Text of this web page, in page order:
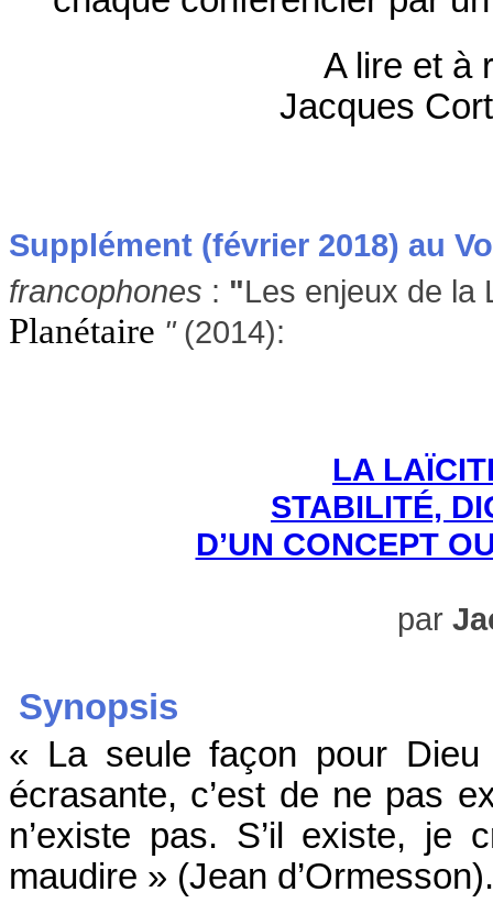
A lire et à
Jacques
Supplément (février 2018) au
francophones : "Les enjeux de la
Planétaire " (2014):
LA
STABILITÉ,
D’UN CONCEPT
par
Synopsis
« La seule façon pour Dieu
écrasante, c’est de ne pas
n’existe pas. S’il existe, je
maudire » (Jean